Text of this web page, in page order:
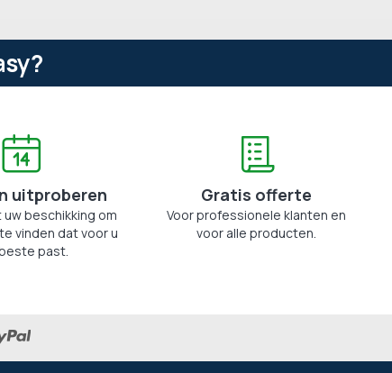
uitproberen
beschikking om
vinden dat voor u
past.
Gratis offerte
Voor professionele klanten en
voor alle producten.